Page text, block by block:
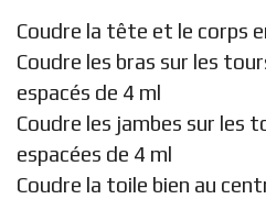
Coudre la tête et le corps
Coudre les bras sur les
espacés de 4 ml
Coudre les jambes sur les
espacées de 4 ml
Coudre la toile bien au